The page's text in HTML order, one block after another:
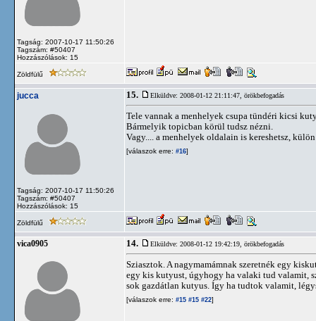
Tagság: 2007-10-17 11:50:26
Tagszám: #50407
Hozzászólások: 15
Zöldfülű
jucca
Tagság: 2007-10-17 11:50:26
Tagszám: #50407
Hozzászólások: 15
15. Elküldve: 2008-01-12 21:11:47, örökbefogadás
Tele vannak a menhelyek csupa tündéri kicsi
Bármelyik topicban körül tudsz nézni.
Vagy.... a menhelyek oldalain is kereshetsz,
[válaszok erre: #16]
Zöldfülű
vica0905 14. Elküldve: 2008-01-12 19:42:19, örökbefogadás
Sziasztok. A nagymamámnak szeretnék egy
egy kis kutyust, úgyhogy ha valaki tud valamit,
sok gazdátlan kutyus. Így ha tudtok valamit,
[válaszok erre: #15 #15 #22]